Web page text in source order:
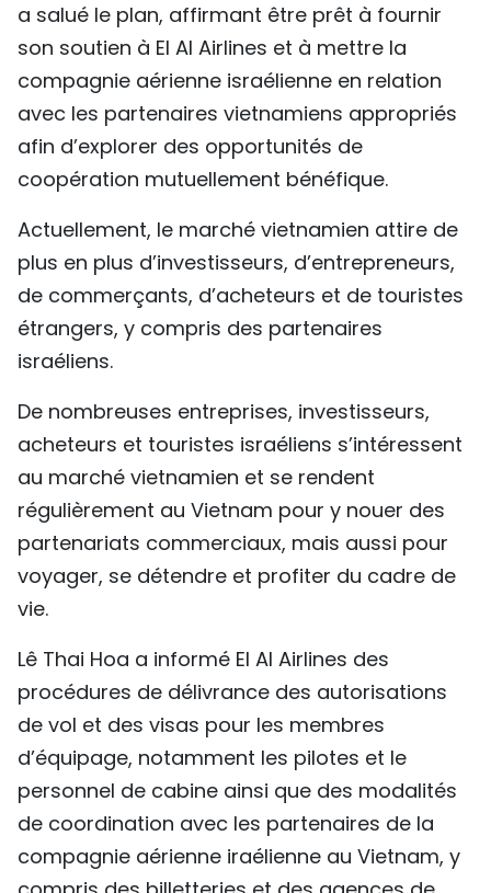
a salué le plan, affirmant être prêt à fournir
son soutien à El Al Airlines et à mettre la
compagnie aérienne israélienne en relation
avec les partenaires vietnamiens appropriés
afin d’explorer des opportunités de
coopération mutuellement bénéfique.
Actuellement, le marché vietnamien attire de
plus en plus d’investisseurs, d’entrepreneurs,
de commerçants, d’acheteurs et de touristes
étrangers, y compris des partenaires
israéliens.
De nombreuses entreprises, investisseurs,
acheteurs et touristes israéliens s’intéressent
au marché vietnamien et se rendent
régulièrement au Vietnam pour y nouer des
partenariats commerciaux, mais aussi pour
voyager, se détendre et profiter du cadre de
vie.
Lê Thai Hoa a informé El Al Airlines des
procédures de délivrance des autorisations
de vol et des visas pour les membres
d’équipage, notamment les pilotes et le
personnel de cabine ainsi que des modalités
de coordination avec les partenaires de la
compagnie aérienne iraélienne au Vietnam, y